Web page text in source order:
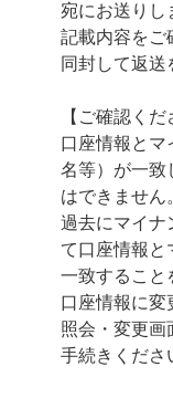
宛にお送りし
記載内容をご
同封して返送
【ご確認くだ
口座情報とマ
名等）が一致
はできません
過去にマイナ
て口座情報
一致すること
口座情報に変
照会・変更画
手続きくださ